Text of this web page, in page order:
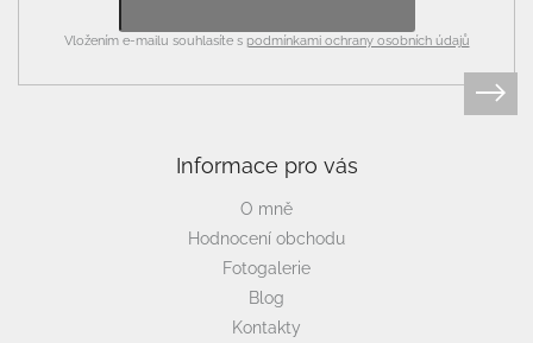
Vložením e-mailu souhlasíte s podmínkami ochrany osobních údajů
Informace pro vás
O mně
Hodnocení obchodu
Fotogalerie
Blog
Kontakty